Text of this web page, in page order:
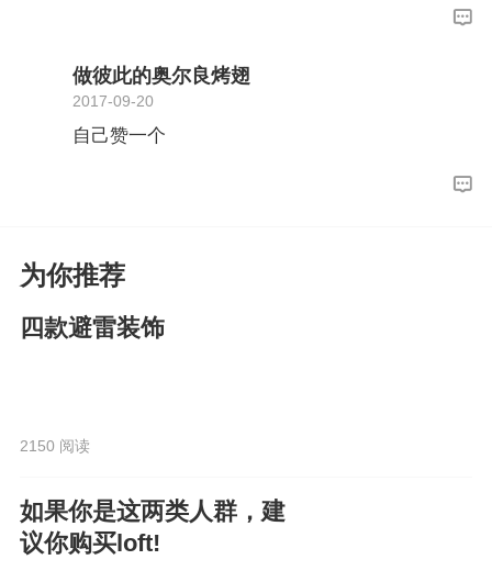
做彼此的奥尔良烤翅
2017-09-20
自己赞一个
为你推荐
四款避雷装饰
2150 阅读
如果你是这两类人群，建
议你购买loft!